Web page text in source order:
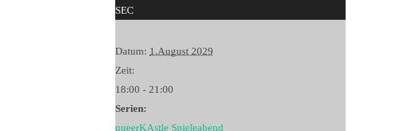
SEC
Datum: 1.August 2029
Zeit:
18:00 - 21:00
Serien:
queerKAstle Spieleabend